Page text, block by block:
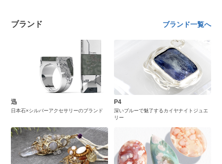
ブランド ブランド一覧へ
迅
日本石×シルバーアクセサリーのブランド
P4
深いブルーで魅了するカイヤナイトジュエ
リー